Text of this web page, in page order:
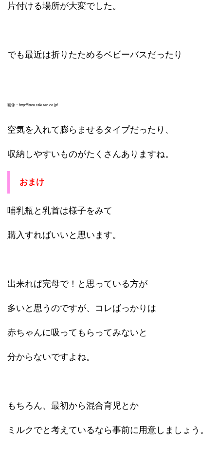
片付ける場所が大変でした。
でも最近は折りたためるベビーバスだったり
画像：http://item.rakuten.co.jp/
空気を入れて膨らませるタイプだったり、
収納しやすいものがたくさんありますね。
おまけ
哺乳瓶と乳首は様子をみて
購入すればいいと思います。
出来れば完母で！と思っている方が
多いと思うのですが、コレばっかりは
赤ちゃんに吸ってもらってみないと
分からないですよね。
もちろん、最初から混合育児とか
ミルクでと考えているなら事前に用意しましょう。